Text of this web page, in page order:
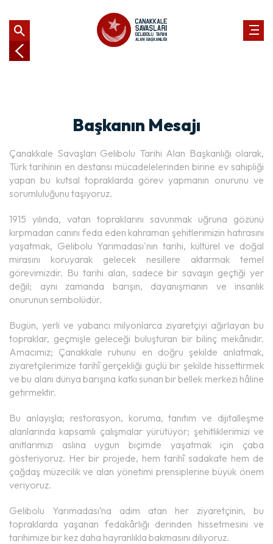
Başkanın Mesajı
Çanakkale Savaşları Gelibolu Tarihi Alan Başkanlığı olarak,
Türk tarihinin en destansı mücadelelerinden birine ev sahipliği
yapan bu kutsal topraklarda görev yapmanın onurunu ve
sorumluluğunu taşıyoruz.
1915 yılında, vatan topraklarını savunmak uğruna gözünü
kırpmadan canını feda eden kahraman şehitlerimizin hatırasını
yaşatmak, Gelibolu Yarımadası'nın tarihi, kültürel ve doğal
mirasını koruyarak gelecek nesillere aktarmak temel
görevimizdir. Bu tarihi alan, sadece bir savaşın geçtiği yer
değil; aynı zamanda barışın, dayanışmanın ve insanlık
onurunun sembolüdür.
Bugün, yerli ve yabancı milyonlarca ziyaretçiyi ağırlayan bu
topraklar, geçmişle geleceği buluşturan bir bilinç mekânıdır.
Amacımız; Çanakkale ruhunu en doğru şekilde anlatmak,
ziyaretçilerimize tarihî gerçekliği güçlü bir şekilde hissettirmek
ve bu alanı dünya barışına katkı sunan bir bellek merkezi hâline
getirmektir.
Bu anlayışla; restorasyon, koruma, tanıtım ve dijitalleşme
alanlarında kapsamlı çalışmalar yürütüyor; şehitliklerimizi ve
anıtlarımızı aslına uygun biçimde yaşatmak için çaba
gösteriyoruz. Her bir projede, hem tarihî sadakate hem de
çağdaş müzecilik ve alan yönetimi prensiplerine büyük önem
veriyoruz.
Gelibolu Yarımadası’na adım atan her ziyaretçinin, bu
topraklarda yaşanan fedakârlığı derinden hissetmesini ve
tarihimize bir kez daha hayranlıkla bakmasını diliyoruz.